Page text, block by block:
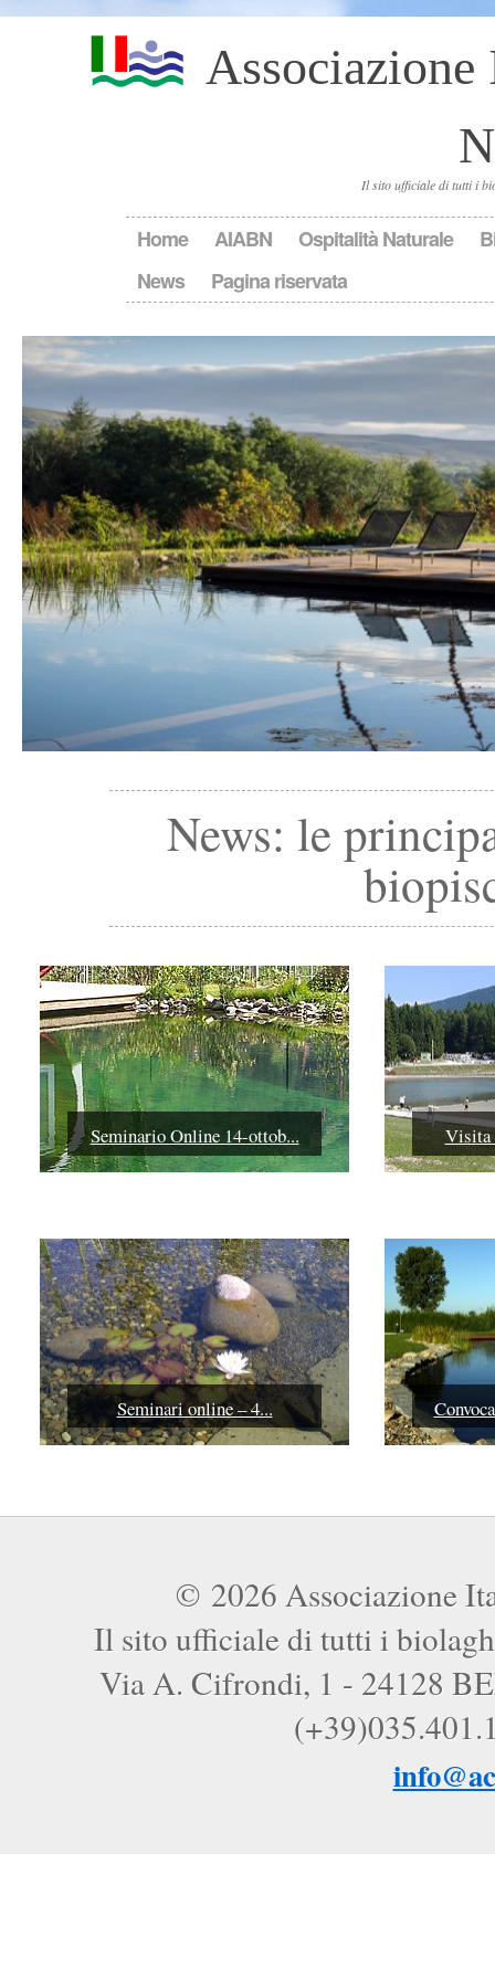
Il sito ufficiale di tutti i
Home AIABN Ospitalità Naturale
News
Pagina riservata
News: le
Seminario Online 14-ottob... Visita
Seminari online – 4...
© 2026 Associazione
Il sito ufficiale di tutti i
Via A. Cifrondi, 1 - 24128